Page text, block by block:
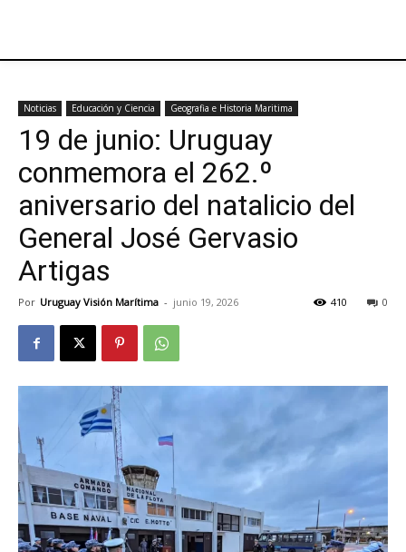
Noticias Educación y Ciencia Geografia e Historia Maritima
19 de junio: Uruguay
conmemora el 262.º
aniversario del natalicio del
General José Gervasio
Artigas
Por Uruguay Visión Marítima - junio 19, 2026 0
410